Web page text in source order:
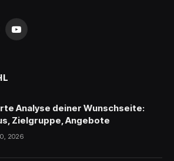
YouTube
Analyse deiner Wunschseite:
Zielgruppe, Angebote
2026